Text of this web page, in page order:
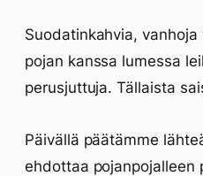
Suodatinkahvia,
pojan kanssa lumessa
perusjuttuja. Tällaista
Päivällä päätämme
ehdottaa pojanpojalleen